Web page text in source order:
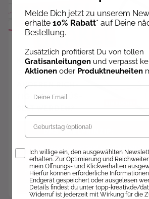
Melde Dich jetzt zu unserem
erhalte 10% Rabatt* auf Deine
Bestellung.
Zusätzlich profitierst Du von tollen
Gratisanleitungen und verpasst
Aktionen oder Produktneuheiten
Geburtstag
Opt-InIch willige ein, den ausgewählten
erhalten. Zur Optimierung und
mein Öffnungs- und Klickverhalten
Hierfür können erforderliche
Endgerät gespeichert oder ausgelesen
Details findest du unter topp-kreativ.de/
Widerruf ist jederzeit mit Wirkung für die